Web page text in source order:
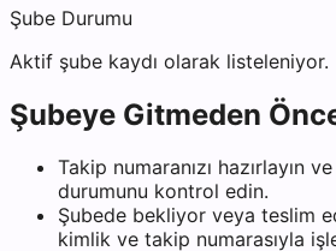
Şube Durumu
Aktif şube kaydı olarak listeleniyor.
Şubeye Gitmeden
Takip numaranızı hazırlayın
durumunu kontrol edin.
Şubede bekliyor veya teslim
kimlik ve takip numarasıyla